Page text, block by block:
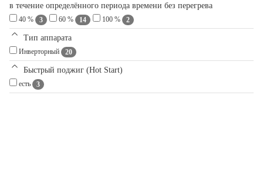
в течение определённого периода времени без перегрева
40 % 3 60 % 14 100 % 2
Тип аппарата
Инверторный 20
Быстрый поджиг (Hot Start)
есть 3